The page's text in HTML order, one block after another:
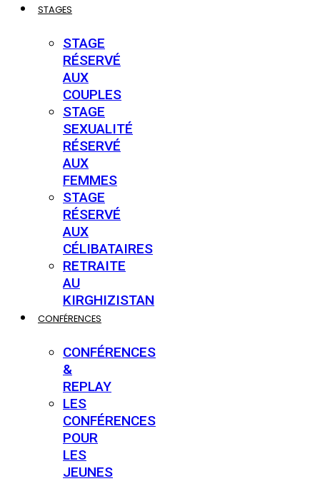
STAGES
STAGE
RÉSERVÉ
AUX
COUPLES
STAGE
SEXUALITÉ
RÉSERVÉ
AUX
FEMMES
STAGE
RÉSERVÉ
AUX
CÉLIBATAIRES
RETRAITE
AU
KIRGHIZISTAN
CONFÉRENCES
CONFÉRENCES
&
REPLAY
LES
CONFÉRENCES
POUR
LES
JEUNES